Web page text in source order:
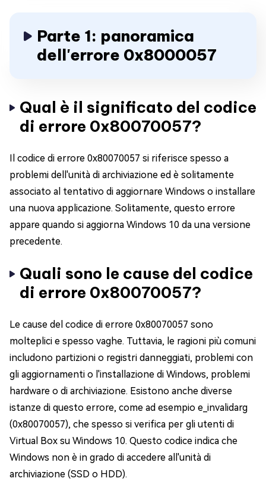
Parte 1: panoramica
dell'errore 0x8000057
Qual è il significato del codice
di errore 0x80070057?
Il codice di errore 0x80070057 si riferisce spesso a
problemi dell'unità di archiviazione ed è solitamente
associato al tentativo di aggiornare Windows o installare
una nuova applicazione. Solitamente, questo errore
appare quando si aggiorna Windows 10 da una versione
precedente.
Quali sono le cause del codice
di errore 0x80070057?
Le cause del codice di errore 0x80070057 sono
molteplici e spesso vaghe. Tuttavia, le ragioni più comuni
includono partizioni o registri danneggiati, problemi con
gli aggiornamenti o l'installazione di Windows, problemi
hardware o di archiviazione. Esistono anche diverse
istanze di questo errore, come ad esempio e_invalidarg
(0x80070057), che spesso si verifica per gli utenti di
Virtual Box su Windows 10. Questo codice indica che
Windows non è in grado di accedere all'unità di
archiviazione (SSD o HDD).